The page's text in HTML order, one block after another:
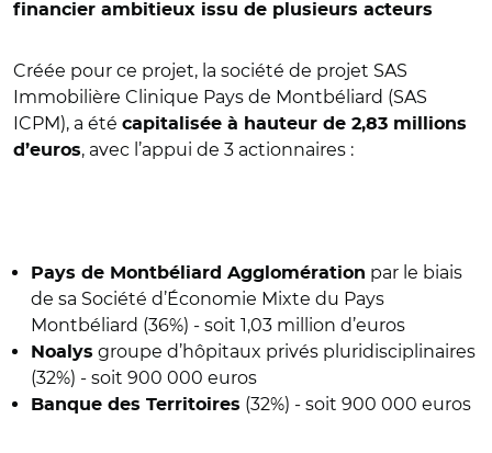
financier ambitieux issu de plusieurs acteurs
Créée pour ce projet, la société de projet SAS
Immobilière Clinique Pays de Montbéliard (SAS
ICPM), a été capitalisée à hauteur de 2,83 millions
d’euros, avec l’appui de 3 actionnaires :
Pays de Montbéliard Agglomération par le biais
de sa Société d’Économie Mixte du Pays
Montbéliard (36%) - soit 1,03 million d’euros
Noalys groupe d’hôpitaux privés pluridisciplinaires
(32%) - soit 900 000 euros
Banque des Territoires (32%) - soit 900 000 euros